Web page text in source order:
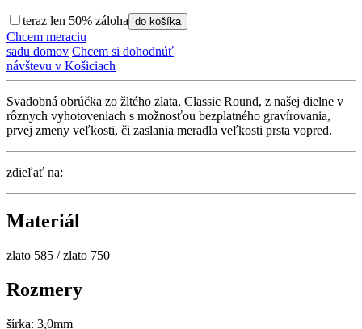
teraz len 50% záloha do košíka
Chcem meraciu
sadu domov Chcem si dohodnúť
návštevu v Košiciach
Svadobná obrúčka zo žltého zlata, Classic Round, z našej dielne v
rôznych vyhotoveniach s možnosťou bezplatného gravírovania,
prvej zmeny veľkosti, či zaslania meradla veľkosti prsta vopred.
zdieľať na:
Materiál
zlato 585 / zlato 750
Rozmery
šírka: 3,0mm